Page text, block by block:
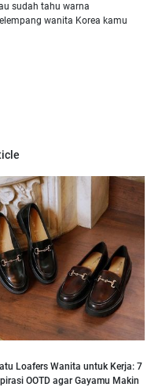
sudah tahu warna
wanita Korea kamu
Loafers Wanita untuk Kerja: 7
OOTD agar Gayamu Makin